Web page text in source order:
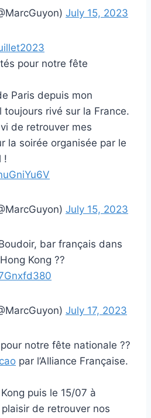
July 15, 2023
pour notre fête
Paris depuis mon
rivé sur la France.
de retrouver mes
la soirée organisée par le
!
July 15, 2023
bar français dans
Kong ??
July 17, 2023
notre fête nationale ??
par l’Alliance Française.
puis le 15/07 à
de retrouver nos